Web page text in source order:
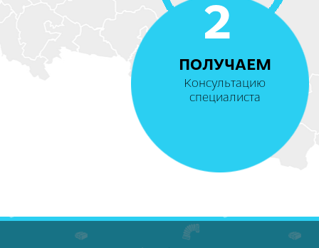
2
ПОЛУЧАЕМ
Консультацию
специалиста